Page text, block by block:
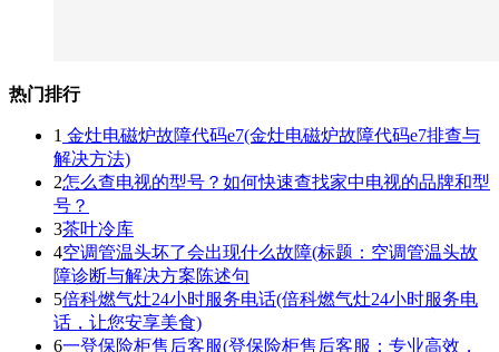
热门排行
1 金灶电磁炉故障代码e7(金灶电磁炉故障代码e7排查与
解决方法)
2怎么查电视的型号？如何快速查找家中电视的品牌和型
号？
3茶叶冷库
4空调管温头坏了会出现什么故障(标题：空调管温头故
障诊断与解决方案陈述句
5倍科燃气灶24小时服务电话(倍科燃气灶24小时服务电
话，让您安享美食)
6一登保险柜售后客服(登保险柜售后客服：专业高效，